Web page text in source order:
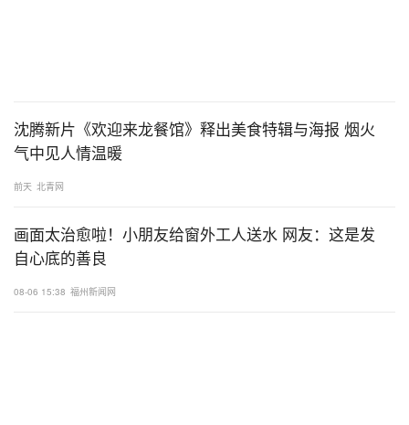
沈腾新片《欢迎来龙餐馆》释出美食特辑与海报 烟火
气中见人情温暖
前天 北青网
画面太治愈啦！小朋友给窗外工人送水 网友：这是发
自心底的善良
08-06 15:38 福州新闻网